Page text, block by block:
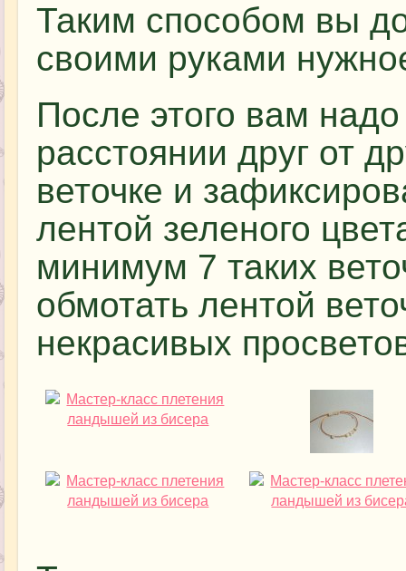
Таким способом вы
своими руками
После этого вам
расстоянии друг от
веточке и
лентой зеленого
минимум 7 таких
обмотать лентой
некрасивых